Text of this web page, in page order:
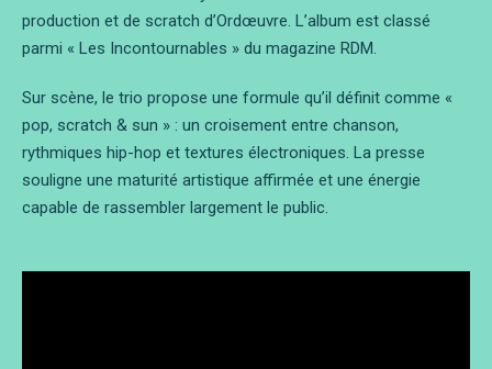
production et de scratch d’Ordœuvre. L’album est classé
parmi « Les Incontournables » du magazine RDM.
Sur scène, le trio propose une formule qu’il définit comme «
pop, scratch & sun » : un croisement entre chanson,
rythmiques hip-hop et textures électroniques. La presse
souligne une maturité artistique affirmée et une énergie
capable de rassembler largement le public.